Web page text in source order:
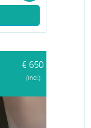
€ 650
(Incl.)